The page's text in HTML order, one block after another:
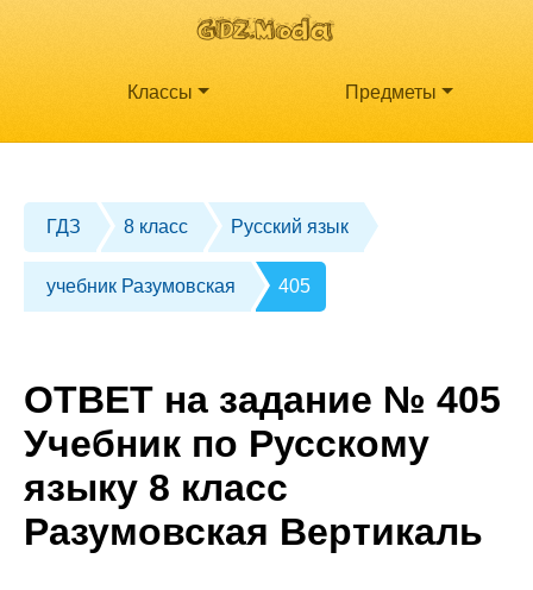
Классы Предметы
ГДЗ 8 класс Русский язык
учебник Разумовская 405
ОТВЕТ на задание № 405
Учебник по Русскому
языку 8 класс
Разумовская Вертикаль